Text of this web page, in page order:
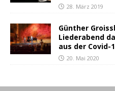
28. März 2019
Günther
Liederabend
aus der Covid-
20. Mai 2020